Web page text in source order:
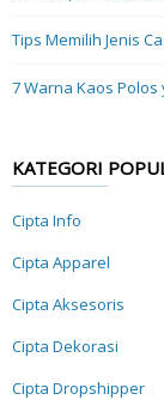
Tips Memilih Jenis
7 Warna Kaos
KATEGORI
Cipta Info
Cipta Apparel
Cipta Aksesoris
Cipta Dekorasi
Cipta Dropshipper